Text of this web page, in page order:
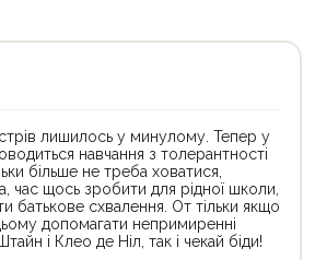
лишилось у минулому. Тепер у
навчання з толерантності
більше не треба ховатися,
час щось зробити для рідної школи,
батькове схвалення. От тільки якщо
допомагати непримиренні
і Клео де Ніл, так і чекай біди!